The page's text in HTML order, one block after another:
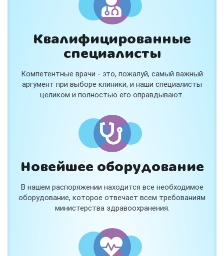
Квалифицированные
специалисты
Компетентные врачи - это, пожалуй, самый важный
аргумент при выборе клиники, и наши специалисты
целиком и полностью его оправдывают.
Новейшее оборудование
В нашем распоряжении находится все необходимое
оборудование, которое отвечает всем требованиям
министерства здравоохранения.
Консультация ортопеда +
тейпирование за 1 приём
Вас или вашего ребёнка беспокоят:
- боли в спине, шее, коленях или ногах?
- дискомфорт после спорта и нагрузок?
В «Медлэнд» принимает известный ортопед-
травматолог Шехмаметьев Али Зарефуллович
В прием входит:
✔️ Осмотр и консультация врача
✔️ Рекомендации по вашей ситуации
✔️Тейпирование
спортсменам и беременным женщинам.
Специальная цена — 3000 ₽.
и расскажем подробнее!